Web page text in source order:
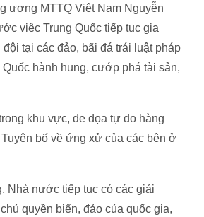
ương MTTQ Việt Nam Nguyễn
việc Trung Quốc tiếp tục gia
tại các đảo, bãi đá trái luật pháp
hành hung, cướp phá tài sản,
khu vực, đe dọa tự do hàng
bố về ứng xử của các bên ở
Nhà nước tiếp tục có các giải
quyền biển, đảo của quốc gia,